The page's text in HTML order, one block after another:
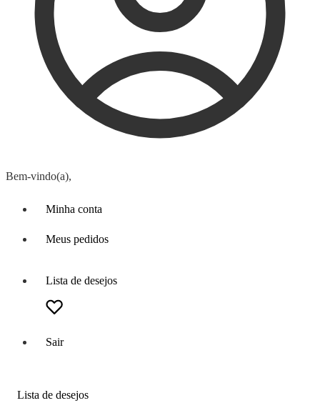
Bem-vindo(a),
Minha conta
Meus pedidos
Lista de desejos
Sair
Lista de desejos